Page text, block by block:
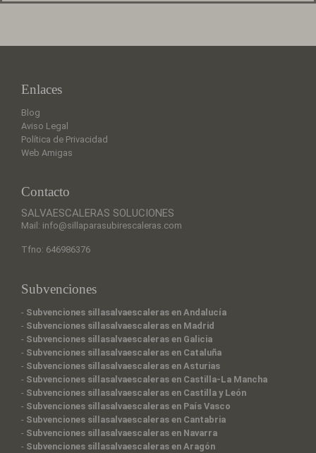
Enlaces
Blog
Aviso Legal
Política de Privacidad
Web Amigas
Contacto
SALVAESCALERAS SOLUCIONES
Mail: info@sillaparasubirescaleras.com
Tfno: 646986376
Subvenciones
- Subvenciones sillasalvaescaleras en Andalucía
- Subvenciones sillasalvaescaleras en Madrid
- Subvenciones sillasalvaescaleras en Galicia
- Subvenciones sillasalvaescaleras en Cataluña
- Subvenciones sillasalvaescaleras en Asturias
- Subvenciones sillasalvaescaleras en Castilla-La Mancha
- Subvenciones sillasalvaescaleras en Castilla y León
- Subvenciones sillasalvaescaleras en País Vasco
- Subvenciones sillasalvaescaleras en Cantabria
- Subvenciones sillasalvaescaleras en Navarra
- Subvenciones sillasalvaescaleras en Aragón